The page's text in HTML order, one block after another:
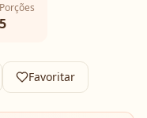
Porções
5
Favoritar